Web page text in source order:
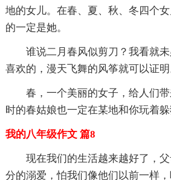
地的女儿。在春、夏、秋、冬四个
的一定是她。
谁说二月春风似剪刀？我看就
喜欢的，漫天飞舞的风筝就可以证明
春，一个美丽的女子，给人们
时的春姑娘也一定在某地和你玩着躲
我的八年级作文 篇8
现在我们的生活越来越好了，
分的溺爱，怕我们像他们以前一样